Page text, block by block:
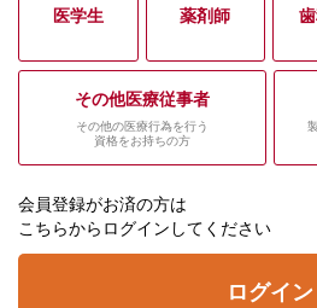
医学生 薬剤師
その他医療従事者
その他の医療行為を行う
資格をお持ちの方
会員登録がお済の方は
こちらからログインしてください
ログイン